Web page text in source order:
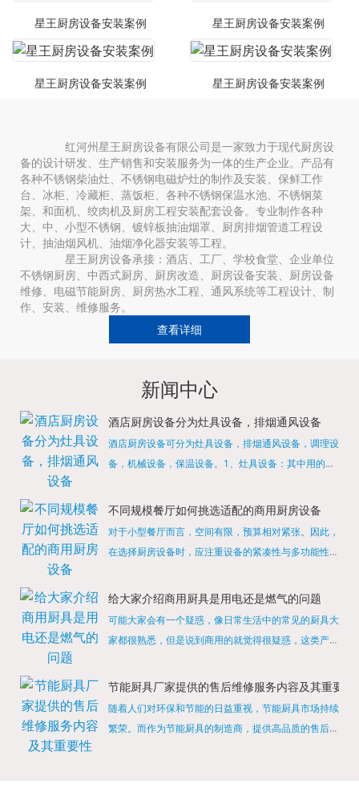
星王厨房设备安装案例 星王厨房设备安装案例
星王厨房设备安装案例 星王厨房设备安装案例
红河州星王厨房设备有限公司是一家致力于现代厨房设
备的设计研发、生产销售和安装服务为一体的生产企业。产品有
各种不锈钢柴油灶、不锈钢电磁炉灶的制作及安装、保鲜工作
台、冰柜、冷藏柜、蒸饭柜、各种不锈钢保温水池、不锈钢菜
架、和面机、绞肉机及厨房工程安装配套设备。专业制作各种
大、中、小型不锈钢、镀锌板抽油烟罩、厨房排烟管道工程设
计、抽油烟风机、油烟净化器安装等工程。
星王厨房设备承接：酒店、工厂、学校食堂、企业单位
不锈钢厨房、中西式厨房、厨房改造、厨房设备安装、厨房设备
维修、电磁节能厨房、厨房热水工程、通风系统等工程设计、制
作、安装、维修服务。
查看详细
新闻中心
酒店厨房设备分为灶具设备，排烟通风设备
酒店厨房设备可分为灶具设备，排烟通风设备，调理设
备，机械设备，保温设备。1、灶具设备：其中用的较
缺少的，经过相关检测证明的合格设备才能进行使用，
不同规模餐厅如何挑选适配的商用厨房设备
对于小型餐厅而言，空间有限，预算相对紧张。因此，
在选择厨房设备时，应注重设备的紧凑性与多功能性。
烹饪设备，既能节省空间，又能满足多样化的烹饪需
给大家介绍商用厨具是用电还是燃气的问题
可能大家会有一个疑惑，像日常生活中的常见的厨具大
家都很熟悉，但是说到商用的就觉得很疑惑，这类产品
店用的就是商用的吗?还真别说，真被大家猜对了，这
节能厨具厂家提供的售后维修服务内容及其重要性
随着人们对环保和节能的日益重视，节能厨具市场持续
繁荣。而作为节能厨具的制造商，提供高品质的售后维